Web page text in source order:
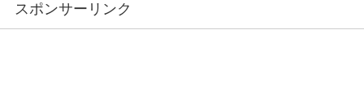
スポンサーリンク